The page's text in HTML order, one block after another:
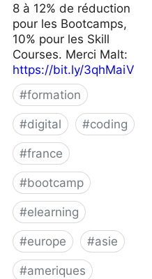
8 à 12% de réduction
pour les Bootcamps,
10% pour les Skill
Courses. Merci Malt:
https://bit.ly/3qhMaiV
#formation
#digital #coding
#france
#bootcamp
#elearning
#europe #asie
#ameriques